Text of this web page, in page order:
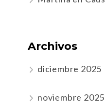
Archivos
diciembre 2025
noviembre 2025